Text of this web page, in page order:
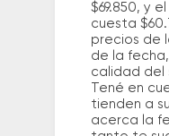
$69.850, y
cuesta
precios de
de la
calidad del
Tené en
tienden a
acerca la